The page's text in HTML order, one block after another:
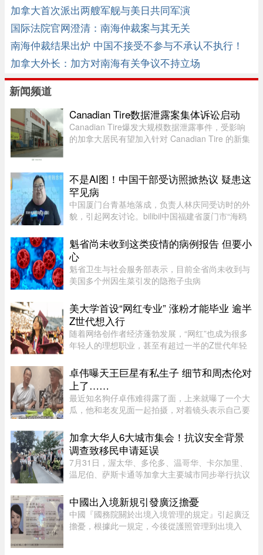
加拿大首次派出两艘军舰与美日共同军演
国际法院官网澄清：南海仲裁案与其无关
南海仲裁结果出炉 中国不接受不参与不承认不执行！
加拿大外长：加方对南海有关争议不持立场
新闻频道
Canadian Tire数据泄露案集体诉讼启动
Canadian Tire爆发大规模数据泄露事件，受影响
的加拿大居民有望加入针对 Canadian Tire 的新集
数据泄露影响的 Canadian ...
不是AI图！中国干部受访照掀热议 疑患这
罕见病
中国厦门台青基地落成，负责人林庆同受访时的外
貌，引起网友讨论。bilibil中国福建省厦门市“海鸥
时，异常肿大的脖子引起网友议论，被怀疑是AI特
效。不过，有认识他的 ...
魁省尚未收到这类疫情的病例报告 但要小
心
魁省卫生与社会服务部表示，目前全省尚未收到与
美国多个州因生菜引发的隐孢子虫病
报告。这种由寄生虫引起的感染主要通过受污染的
食物或水传播，会导致水样腹泻、胃痉挛 ...
美大学首设“网红专业” 涨粉才能毕业 逾半
Z世代想入行
随着网络创作者经济蓬勃发展，“网红”也成为很多
年轻人的理想职业，甚至有超过一半的Z世代年轻
学位，教学生如何创造具有更强影响力的内容并完
成变现。这就是美国亚利 ...
卓伟曝天王巨星有私生子 细节和周杰伦对
上了……
最近知名狗仔卓伟难得露了面，上来就曝了一个大
瓜，他和老友见面一起拍摄，对着镜头表示自己要
下，卓伟爆料之前明确表示，故事就是故事，他手
头也没有真凭实据，建议大 ...
加拿大华人6大城市集会！抗议安全背景
调查致移民申请延误
7月31日，渥太华、多伦多、温哥华、卡尔加里、
温尼伯、萨斯卡通等加拿大主要城市同步举行抗议
要求联邦政府正视当前加拿大移民系统中一场持续
恶化的危机——安全背景调查 ...
中國出入境新規引發廣泛擔憂
中國『國務院關於出境入境管理的規定』引起廣泛
擔憂，根據此一規定，今後從護照管理到出境入